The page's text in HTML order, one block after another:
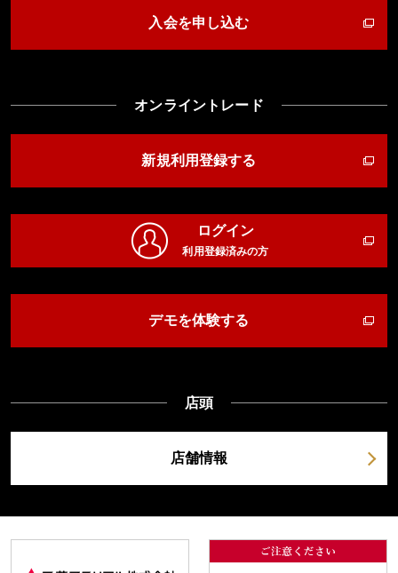
入会を申し込む
オンライントレード
新規利用登録する
ログイン
利用登録済みの方
デモを体験する
店頭
店舗情報